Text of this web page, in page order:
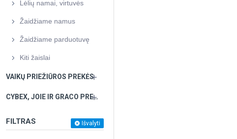
Lėlių namai, virtuvės
Žaidžiame namus
Žaidžiame parduotuvę
Kiti žaislai
VAIKŲ PRIEŽIŪROS PREKĖS
CYBEX, JOIE IR GRACO PREKĖS PAGAL UŽSAKYMĄ
FILTRAS Išvalyti